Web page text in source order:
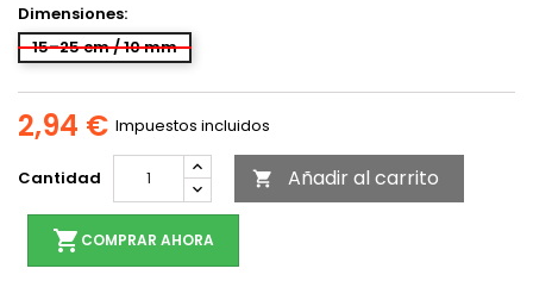
Dimensiones:
15–25 cm / 10 mm
2,94 € Impuestos incluidos
Cantidad  Añadir al carrito
shopping_cart COMPRAR AHORA